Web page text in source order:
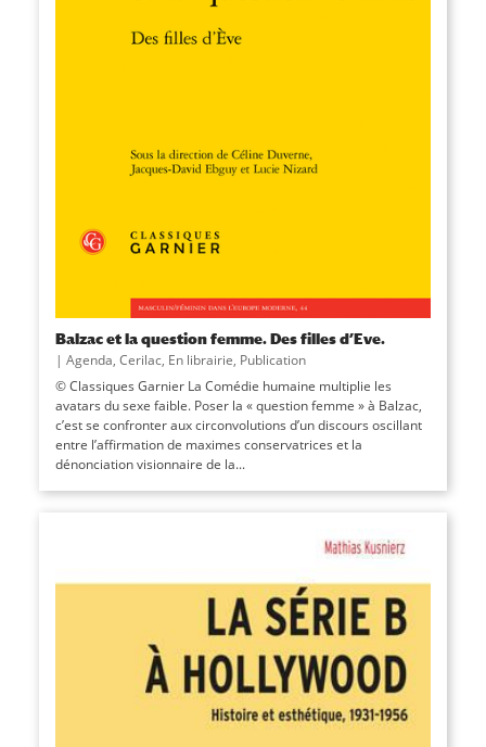
Balzac et la question femme. Des filles d’Eve.
| Agenda, Cerilac, En librairie, Publication
© Classiques Garnier La Comédie humaine multiplie les
avatars du sexe faible. Poser la « question femme » à Balzac,
c’est se confronter aux circonvolutions d’un discours oscillant
entre l’affirmation de maximes conservatrices et la
dénonciation visionnaire de la...